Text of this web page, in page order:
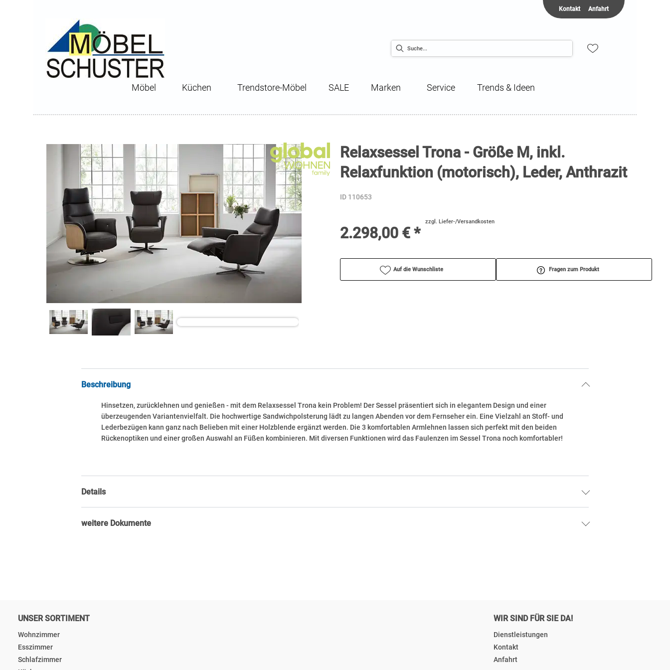
Kontakt Anfahrt
Möbel Küchen Trendstore-Möbel SALE Marken Service Trends & Ideen
Relaxsessel Trona - Größe M, inkl.
Relaxfunktion (motorisch), Leder, Anthrazit
ID 110653
2.298,00 € *
zzgl. Liefer-/Versandkosten
Auf die Wunschliste Fragen zum Produkt
Beschreibung
Hinsetzen, zurücklehnen und genießen - mit dem Relaxsessel Trona kein Problem! Der Sessel präsentiert sich in elegantem Design und einer
überzeugenden Variantenvielfalt. Die hochwertige Sandwichpolsterung lädt zu langen Abenden vor dem Fernseher ein. Eine Vielzahl an Stoff- und
Lederbezügen kann ganz nach Belieben mit einer Holzblende ergänzt werden. Die 3 komfortablen Armlehnen lassen sich perfekt mit den beiden
Rückenoptiken und einer großen Auswahl an Füßen kombinieren. Mit diversen Funktionen wird das Faulenzen im Sessel Trona noch komfortabler!
Details
weitere Dokumente
UNSER SORTIMENT
Wohnzimmer
Esszimmer
Schlafzimmer
WIR SIND FÜR SIE DA!
Dienstleistungen
Kontakt
Anfahrt